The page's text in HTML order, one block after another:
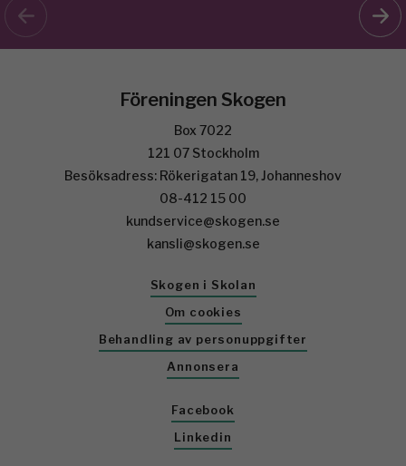
framhåller riksdagsledamoten som överväger att
agera på två nivåer, ett specialskydd för sälg som får
omedelbar verkan och att den generella hänsynen i
skogsvårdslagen.
Hon menar att produktionsmålen i skogsbruket
dominerar och att miljömålet mer och mer blir
åsidosatt. En expertgrupp inom ramen för
miljömålsberedningen ska nu se över hur det kan bli
mer balans inom skogspolitiken. Det är inte givet att
det krävs en ny lagstiftning, kanske i stället en bättre
kontroll av tillämpningen.
ska uppmuntras och de som inte lever upp till den
generella hänsynen borde skämmas. Att avverka
biologiskt viktiga sälgar är i dubbel bemärkelse att
binda ris åt egen rygg, säger Matilda Ernkrans som
kan tänka sig ett delbetänkande för att rädda sälgarna.
Hon vill inte se att biobränslehanteringen utarmar den
–Vi måste också satsa hårdare på skogsutbildningen.
Det är alltför få ungdomar som vill satsa på
naturbruksutbildningen. Det är viktigt att göra